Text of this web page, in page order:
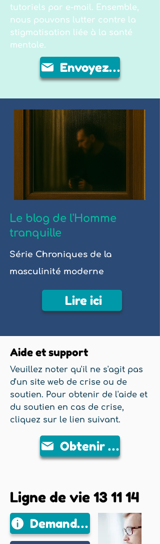
tutoriels par e-mail. Ensemble,
nous pouvons lutter contre la
stigmatisation liée à la santé
mentale.
Envoyez-moi un e-mail
Le blog de l'Homme
tranquille
Série Chroniques de la
masculinité moderne
Lire ici
Aide et support
Veuillez noter qu'il ne s'agit pas
d'un site web de crise ou de
soutien. Pour obtenir de l'aide et
du soutien en cas de crise,
cliquez sur le lien suivant.
Obtenir de l'aide
Ligne de vie 13 11 14
Demander de l'aide